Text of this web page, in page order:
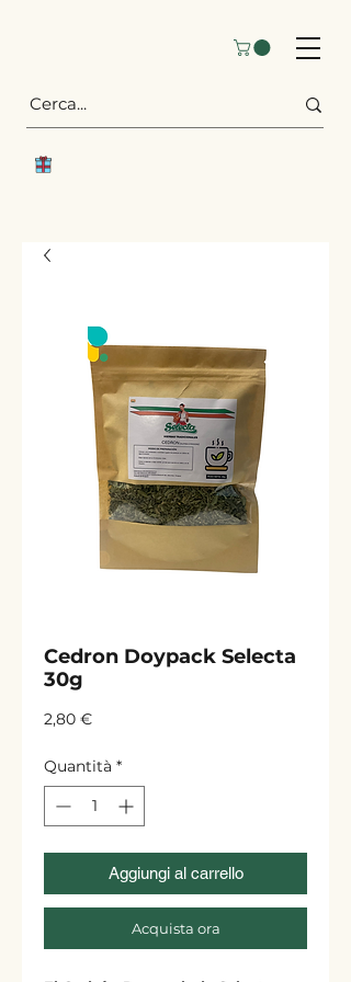
Cedron Doypack Selecta
30g
2,80 €Prezzo
Quantità *
Aggiungi al carrello
Acquista ora